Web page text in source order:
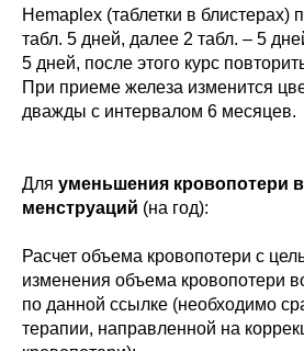
Hemaplex (таблетки в блистерах)
табл. 5 дней, далее 2 табл. – 5
5 дней, после этого курс
При приеме железа изменится
дважды с интервалом 6 месяцев.
Для уменьшения кровопотери
менструаций (на год):
Расчет объема кровопотери с
изменения объема кровопотери
по данной ссылке (необходимо
терапии, направленной на